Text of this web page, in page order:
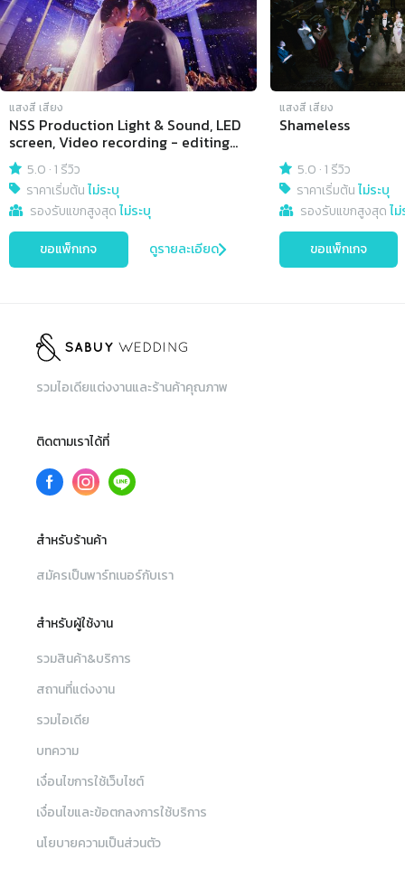
แสงสี เสียง
NSS Production Light & Sound, LED
screen, Video recording - editing
all video formats, live streaming.
5.0 ·1 รีวิว
ราคาเริ่มต้นไม่ระบุ
รองรับแขกสูงสุดไม่ระบุ
ขอแพ็กเกจ ดูรายละเอียด
แสงสี เสียง
Shameless
5.0 ·1 รีวิว
ราคาเริ่มต้นไม่ระบุ
รองรับแขกสูงสุดไ
ขอแพ็กเกจ
รวมไอเดียแต่งงานและร้านค้าคุณภาพ
ติดตามเราได้ที่
สำหรับร้านค้า
สมัครเป็นพาร์ทเนอร์กับเรา
สำหรับผู้ใช้งาน
รวมสินค้า&บริการ
สถานที่แต่งงาน
รวมไอเดีย
บทความ
เงื่อนไขการใช้เว็บไซต์
เงื่อนไขและข้อตกลงการใช้บริการ
นโยบายความเป็นส่วนตัว